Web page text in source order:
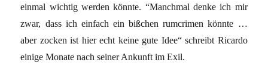
einmal wichtig werden könnte. “Manchmal denke ich mir
zwar, dass ich einfach ein bißchen rumcrimen könnte …
aber zocken ist hier echt keine gute Idee“ schreibt Ricardo
einige Monate nach seiner Ankunft im Exil.